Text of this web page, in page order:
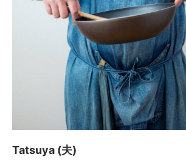
Tatsuya (夫)